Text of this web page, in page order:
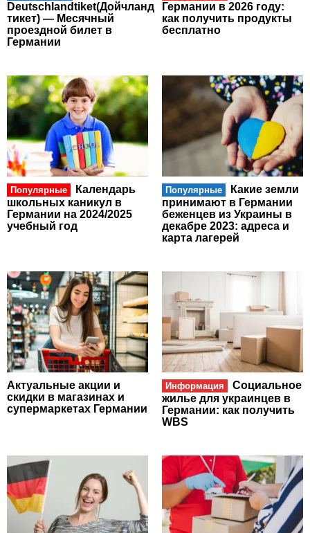
Deutschlandtiket(Дойчланд
тикет) — Месячный
проездной билет в
Германии
Германии в 2026 году:
как получить продукты
бесплатно
Популярные
Календарь
школьных каникул в
Германии на 2024/2025
учебный год
Популярные
Какие земли
принимают в Германии
беженцев из Украины в
декабре 2023: адреса и
карта лагерей
Актуальные акции и
скидки в магазинах и
супермаркетах Германии
Информация
Социальное
жилье для украинцев в
Германии: как получить
WBS